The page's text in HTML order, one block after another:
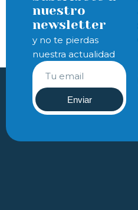
nuestro
newsletter
y no te pierdas
nuestra actualidad
Enviar